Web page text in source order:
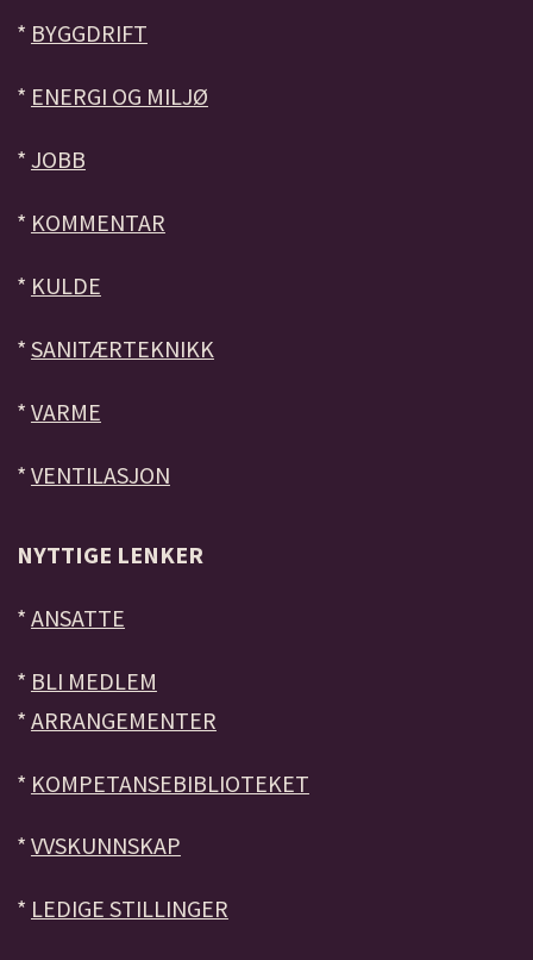
* BYGGDRIFT
* ENERGI OG MILJØ
* JOBB
* KOMMENTAR
* KULDE
* SANITÆRTEKNIKK
* VARME
* VENTILASJON
NYTTIGE LENKER
* ANSATTE
* BLI MEDLEM
* ARRANGEMENTER
* KOMPETANSEBIBLIOTEKET
* VVSKUNNSKAP
* LEDIGE STILLINGER